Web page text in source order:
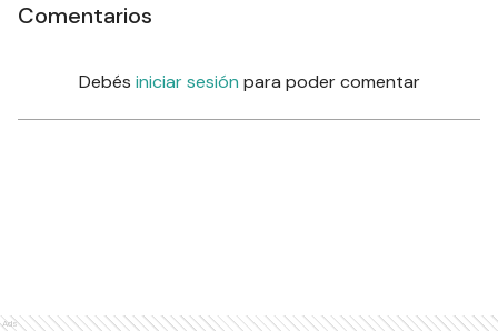
Comentarios
Debés iniciar sesión para poder comentar
Ads